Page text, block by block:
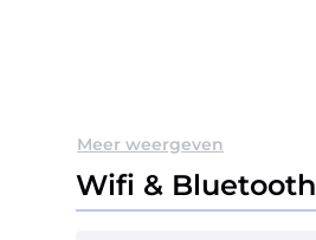
Meer weergeven
Wifi & Bluetooth